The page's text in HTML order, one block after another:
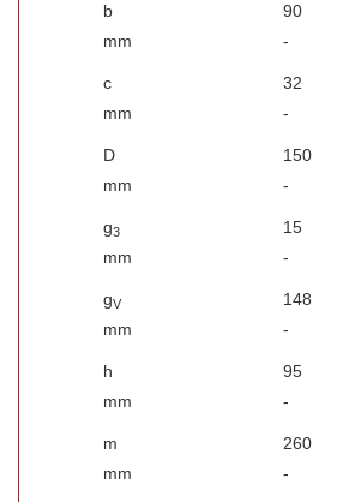
b
90
mm
-
c
32
mm
-
D
150
mm
-
g3
15
mm
-
gV
148
mm
-
h
95
mm
-
m
260
mm
-